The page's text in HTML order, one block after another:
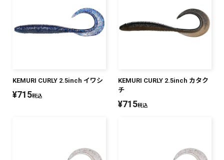
KEMURI CURLY 2.5inch イワシ
¥715税込
KEMURI CURLY 2.5inch カタク
チ
¥715税込